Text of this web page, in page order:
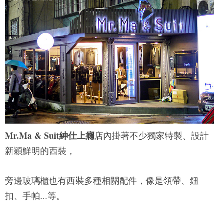
Mr.Ma & Suit紳仕上癮店內掛著不少獨家特製、設計
新穎鮮明的西裝，
旁邊玻璃櫃也有西裝多種相關配件，像是領帶、鈕
扣、手帕...等。